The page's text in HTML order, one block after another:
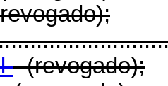
- (revogado);